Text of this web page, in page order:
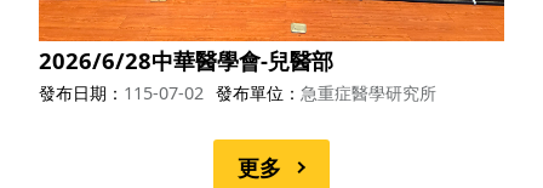
2026/6/28中華醫學會-兒醫部
發布日期 115-07-02 發布單位 急重症醫學研究所
更多